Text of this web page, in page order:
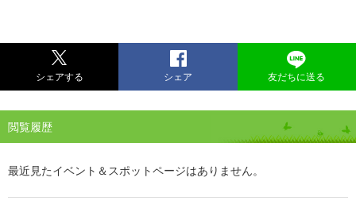
シェアする シェア 友だちに送る
閲覧履歴
最近見たイベント＆スポットページはありません。